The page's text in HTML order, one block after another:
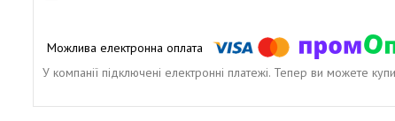
У компанії підключені електронні платежі. Тепер ви можете